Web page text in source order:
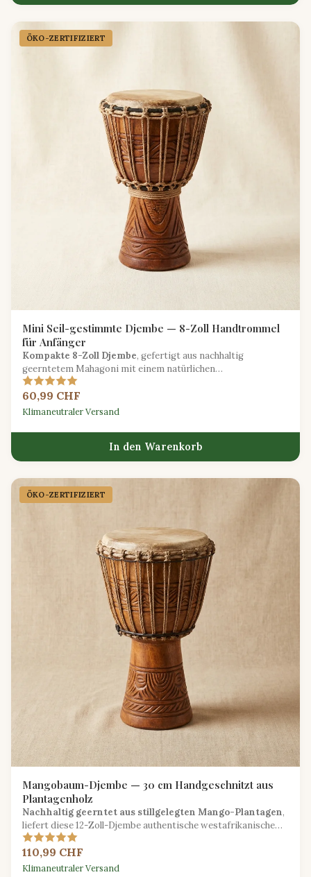
ÖKO-ZERTIFIZIERT
Mini Seil-gestimmte Djembe — 8-Zoll Handtrommel
für Anfänger
Kompakte 8-Zoll Djembe, gefertigt aus nachhaltig
geerntetem Mahagoni mit einem natürlichen
Ziegenlederkopf, perfekt für neue Perkussionisten, die
westafrikanische Rhythmen erkunden.
60,99 CHF
Klimaneutraler Versand
In den Warenkorb
ÖKO-ZERTIFIZIERT
Mangobaum-Djembe — 30 cm Handgeschnitzt aus
Plantagenholz
Nachhaltig geerntet aus stillgelegten Mango-Plantagen,
liefert diese 12-Zoll-Djembe authentische westafrikanische
Percussion mit einem umweltbewussten Geist.
110,99 CHF
Klimaneutraler Versand